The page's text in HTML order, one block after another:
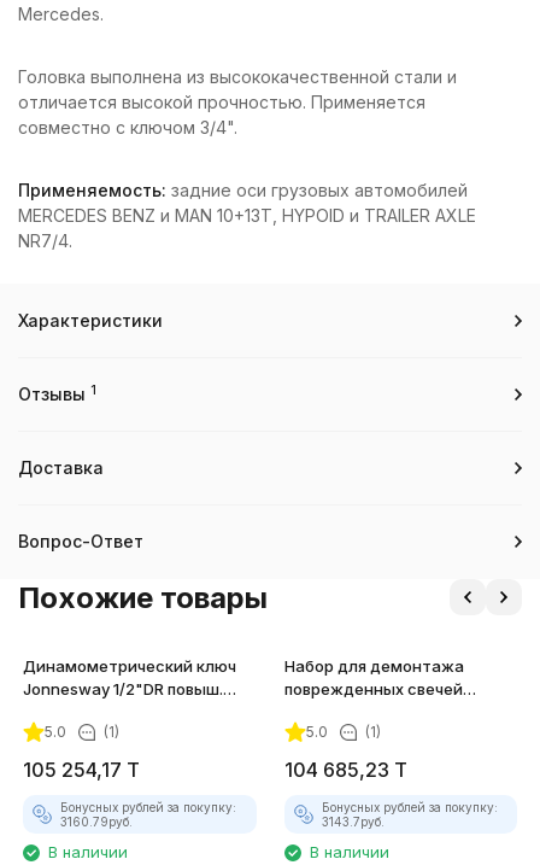
Mercedes.
Головка выполнена из высококачественной стали и
отличается высокой прочностью. Применяется
совместно с ключом 3/4".
Применяемость: задние оси грузовых автомобилей
MERCEDES BENZ и MAN 10+13T, HYPOID и TRAILER AXLE
NR7/4.
Характеристики
Отзывы 1
Доставка
Вопрос-Ответ
Похожие товары
Динамометрический ключ
Jonnesway 1/2"DR повыш.
5.0 (1)
105 254,17 T
Бонусных рублей за покупку:
3160.79руб.
В наличии
Набор для демонтажа
поврежденных свечей
5.0 (1)
104 685,23 T
Бонусных рублей за покупку:
3143.7руб.
В наличии